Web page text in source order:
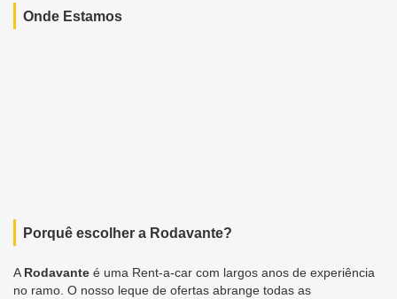
Onde Estamos
Porquê escolher a Rodavante?
ARodavante é uma Rent-a-car com largos anos de experiência
no ramo. O nosso leque de ofertas abrange todas as